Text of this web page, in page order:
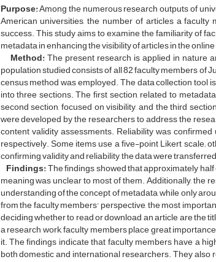
Purpose:Among the numerous research outputs of
American universities, the number of articles a
success. This study aims to examine the familiarity of
metadata in enhancing the visibility of articles in the
Method:The present research is applied in nature
population studied consists of all 82 faculty members of
census method was employed. The data collection tool
into three sections. The first section, related to
second section, focused on visibility, and the third
were developed by the researchers to address the
content validity assessments. Reliability was
respectively. Some items use a five-point Likert scale;
confirming validity and reliability, the data were
Findings:The findings showed that approximately
meaning was unclear to most of them. Additionally, the
understanding of the concept of metadata, while only
from the faculty members' perspective, the most
deciding whether to read or download an article are the
a research work, faculty members place great
it. The findings indicate that faculty members have a
both domestic and international researchers. They